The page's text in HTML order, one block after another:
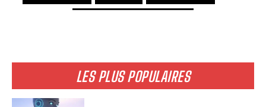
LES PLUS POPULAIRES